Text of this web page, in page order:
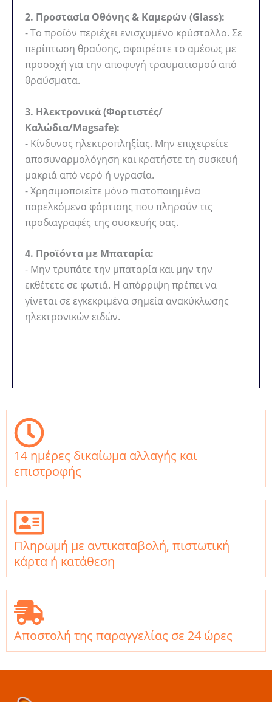
2. Προστασία Οθόνης & Καμερών (Glass):
- Το προϊόν περιέχει ενισχυμένο κρύσταλλο. Σε
περίπτωση θραύσης, αφαιρέστε το αμέσως με
προσοχή για την αποφυγή τραυματισμού από
θραύσματα.
3. Ηλεκτρονικά (Φορτιστές/
Καλώδια/Magsafe):
- Κίνδυνος ηλεκτροπληξίας. Μην επιχειρείτε
αποσυναρμολόγηση και κρατήστε τη συσκευή
μακριά από νερό ή υγρασία.
- Χρησιμοποιείτε μόνο πιστοποιημένα
παρελκόμενα φόρτισης που πληρούν τις
προδιαγραφές της συσκευής σας.
4. Προϊόντα με Μπαταρία:
- Μην τρυπάτε την μπαταρία και μην την
εκθέτετε σε φωτιά. Η απόρριψη πρέπει να
γίνεται σε εγκεκριμένα σημεία ανακύκλωσης
ηλεκτρονικών ειδών.
14 ημέρες δικαίωμα αλλαγής και
επιστροφής
Πληρωμή με αντικαταβολή, πιστωτική
κάρτα ή κατάθεση
Αποστολή της παραγγελίας σε 24 ώρες